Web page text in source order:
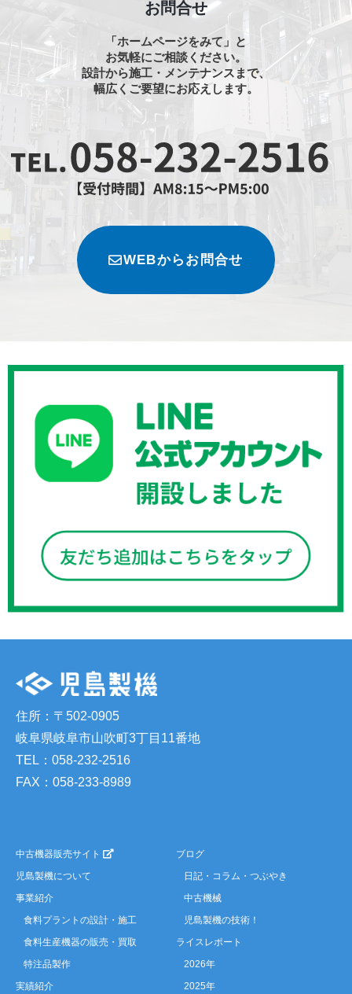
お問合せ
「ホームページをみて」と
お気軽にご相談ください。
設計から施工・メンテナンスまで、
幅広くご要望にお応えします。
WEBからお問合せ
住所：〒502-0905
岐阜県岐阜市山吹町3丁目11番地
TEL：058-232-2516
FAX：058-233-8989
中古機器販売サイト
児島製機について
事業紹介
食料プラントの設計・施工
食料生産機器の販売・買取
特注品製作
実績紹介
ブログ
日記・コラム・つぶやき
中古機械
児島製機の技術！
ライスレポート
2026年
2025年